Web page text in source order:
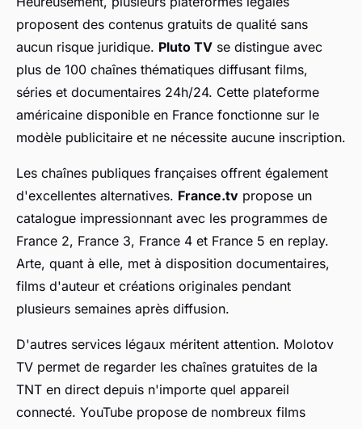
proposent des contenus gratuits de qualité sans
aucun risque juridique. Pluto TV se distingue avec
plus de 100 chaînes thématiques diffusant films,
séries et documentaires 24h/24. Cette plateforme
américaine disponible en France fonctionne sur le
modèle publicitaire et ne nécessite aucune inscription.
Les chaînes publiques françaises offrent également
d'excellentes alternatives. France.tv propose un
catalogue impressionnant avec les programmes de
France 2, France 3, France 4 et France 5 en replay.
Arte, quant à elle, met à disposition documentaires,
films d'auteur et créations originales pendant
plusieurs semaines après diffusion.
D'autres services légaux méritent attention. Molotov
TV permet de regarder les chaînes gratuites de la
TNT en direct depuis n'importe quel appareil
connecté. YouTube propose de nombreux films